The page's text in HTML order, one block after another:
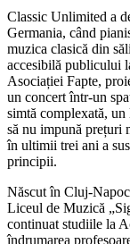
Classic Unlimited a
Germania, când
muzica clasică din
accesibilă publicului
Asociației Fapte,
un concert într-un
simtă complexată,
să nu impună prețuri
în ultimii trei ani a
principii.
Născut în Cluj-
Liceul de Muzică
continuat studiile la
îndrumarea